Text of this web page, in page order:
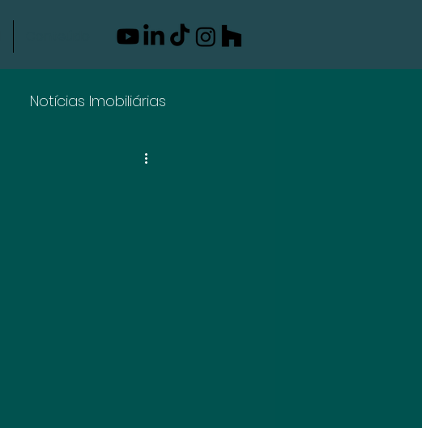
Notícias Imobiliárias